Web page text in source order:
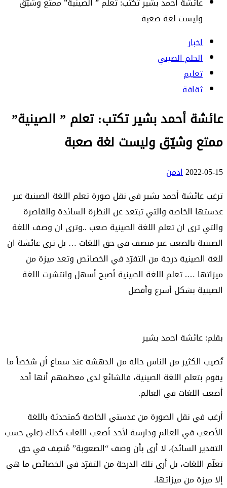
وليست لغة صعبة
اخبار
الحلم الصيني
تعليم
ثقافة
عائشة أحمد بشير تكتب: تعلم ” الصينية”
ممتع وشيّق وليست لغة صعبة
2022-05-15ادمن
ترغب عائشة أحمد بشير في نقل صورة تعلم اللغة الصينية عبر
عدستها الخاصة والتي تبتعد عن النظرة السائدة والقاصرة
والتي ترى ان تعلم اللغة الصينية صعب ..وترى ان وصف اللغة
الصينية بالصعب غير منصف في حق اللغات … بل ترى عائشة ان
للغة الصينية درجة من التفرّد في الخصائص وتعد ميزة من
ميزاتها …. تعلم اللغة الصينية أصبح أسهل وانتشرت اللغة
الصينية بشكل أسرع وأفضل
بقلم: عائشة احمد بشير
تُصيب الكثير من الناس حالة من الدهشة عند سماع أن شخصاً ما
يقوم بتعلم اللغة الصينية، فالشائع لدى معظمهم أنها أحد
أصعب اللغات في العالم.
أرغب في نقل الصورة من عدستي الخاصة كمتحدثة باللغة
الأصعب في العالم ودارسة لأحد أصعب اللغات كذلك (على حسب
التقدير السائد)، لا أرى بأن وصف “الصعوبة” مُنصِف في حق
تعلّم اللغات، بل أرى تلك الدرجة من التفرّد في الخصائص ما هي
إلا ميزة من ميزاتها.